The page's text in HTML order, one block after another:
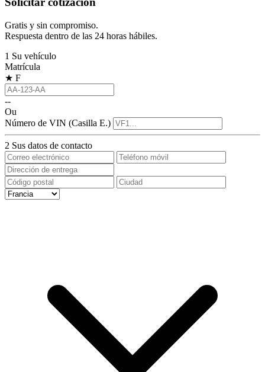
Gratis y sin compromiso.
Respuesta dentro de las 24 horas hábiles.
1 Su vehículo
Matrícula
★ F
--
Ou
Número de VIN (Casilla E.)
2 Sus datos de contacto